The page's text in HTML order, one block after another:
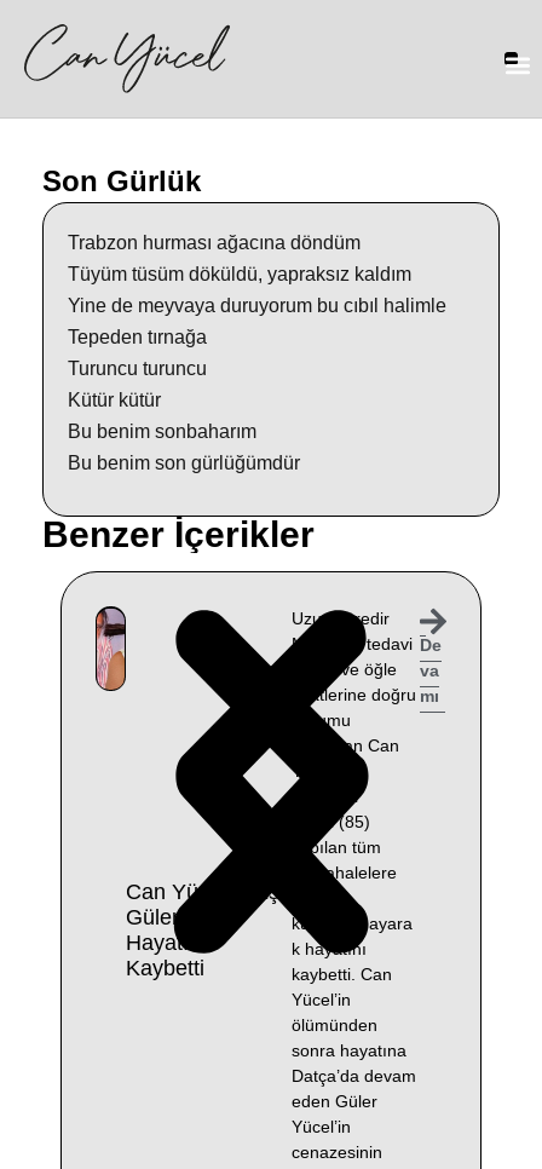
Son Gürlük
Trabzon hurması ağacına döndüm
Tüyüm tüsüm döküldü, yapraksız kaldım
Yine de meyvaya duruyorum bu cıbıl halimle
Tepeden tırnağa
Turuncu turuncu
Kütür kütür
Bu benim sonbaharım
Bu benim son gürlüğümdür
Benzer İçerikler
Can Yücel’in Eşi
Güler Yücel
Hayatını
Kaybetti
Uzun süredir
Muğla’da tedavi
gören ve öğle
saatlerine doğru
durumu
ağırlaşan Can
Yücel’in
eşi Güler
Yücel (85)
yapılan tüm
müdahalelere
rağmen
kurtarılamayara
k hayatını
kaybetti. Can
Yücel’in
ölümünden
sonra hayatına
Datça’da devam
eden Güler
Yücel’in
cenazesinin
De
va
mı